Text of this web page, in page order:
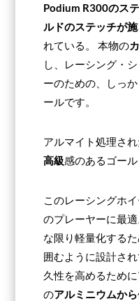
Podium R300のス
ルドのステッチが
れている。 本物の
し、レーシング・
ーのための、しっ
ールです。
アルマイト処理され
高級感のあるゴール
このレーシングホ
のプレーヤーに最
な限り軽量化する
囲むように設計さ
久性を高めるために
のアルミニウムから